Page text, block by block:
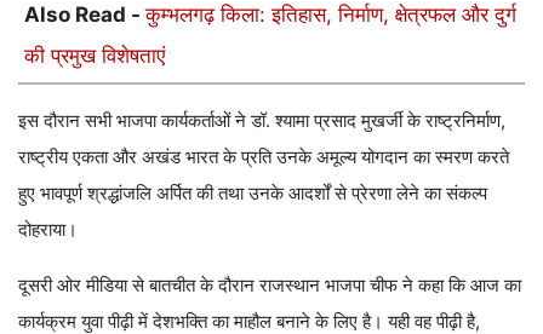
Also Read -कुम्भलगढ़ किला: इतिहास, निर्माण, क्षेत्रफल और दुर्ग
की प्रमुख विशेषताएं
इस दौरान सभी भाजपा कार्यकर्ताओं ने डॉ. श्यामा प्रसाद मुखर्जी के राष्ट्रनिर्माण,
राष्ट्रीय एकता और अखंड भारत के प्रति उनके अमूल्य योगदान का स्मरण करते
हुए भावपूर्ण श्रद्धांजलि अर्पित की तथा उनके आदर्शों से प्रेरणा लेने का संकल्प
दोहराया।
दूसरी ओर मीडिया से बातचीत के दौरान राजस्थान भाजपा चीफ ने कहा कि आज का
कार्यक्रम युवा पीढ़ी में देशभक्ति का माहौल बनाने के लिए है। यही वह पीढ़ी है,